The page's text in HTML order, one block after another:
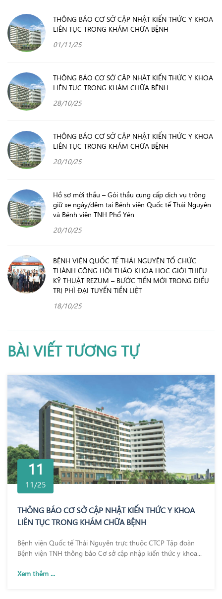
THÔNG BÁO CƠ SỞ CẬP NHẬT KIẾN THỨC Y KHOA
LIÊN TỤC TRONG KHÁM CHỮA BỆNH
01/11/25
THÔNG BÁO CƠ SỞ CẬP NHẬT KIẾN THỨC Y KHOA
LIÊN TỤC TRONG KHÁM CHỮA BỆNH
28/10/25
THÔNG BÁO CƠ SỞ CẬP NHẬT KIẾN THỨC Y KHOA
LIÊN TỤC TRONG KHÁM CHỮA BỆNH
20/10/25
Hồ sơ mời thầu – Gói thầu cung cấp dịch vụ trông
giữ xe ngày/đêm tại Bệnh viện Quốc tế Thái Nguyên
và Bệnh viện TNH Phổ Yên
20/10/25
BỆNH VIỆN QUỐC TẾ THÁI NGUYÊN TỔ CHỨC
THÀNH CÔNG HỘI THẢO KHOA HỌC GIỚI THIỆU
KỸ THUẬT REZUM – BƯỚC TIẾN MỚI TRONG ĐIỀU
TRỊ PHÌ ĐẠI TUYẾN TIỀN LIỆT
18/10/25
BÀI VIẾT TƯƠNG TỰ
11
11/25
THÔNG BÁO CƠ SỞ CẬP NHẬT KIẾN THỨC Y KHOA
LIÊN TỤC TRONG KHÁM CHỮA BỆNH
Bệnh viện Quốc tế Thái Nguyên trực thuộc CTCP Tập đoàn
Bệnh viện TNH thông báo Cơ sở cập nhập kiến thức y khoa...
Xem thêm ...